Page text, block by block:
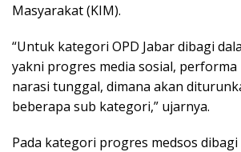
Masyarakat (KIM).
“Untuk kategori OPD Jabar dibagi
yakni progres media sosial,
narasi tunggal, dimana akan
beberapa sub kategori,” ujarnya.
Pada kategori progres medsos